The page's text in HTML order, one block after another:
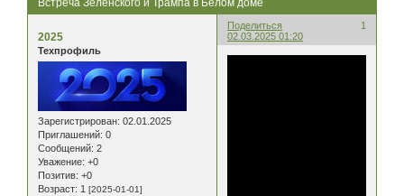
Встреча Зеленского и Трампа в Белом доме
Поделиться
1
02.03.2025 01:20
2025
Техпрофиль
Зарегистрирован: 02.01.2025
Приглашений: 0
Сообщений: 2
Уважение: +0
Позитив: +0
Возраст: 1 [2025-01-01]